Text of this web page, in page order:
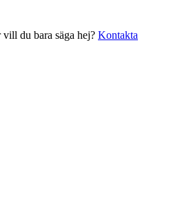
du bara säga hej? Kontakta